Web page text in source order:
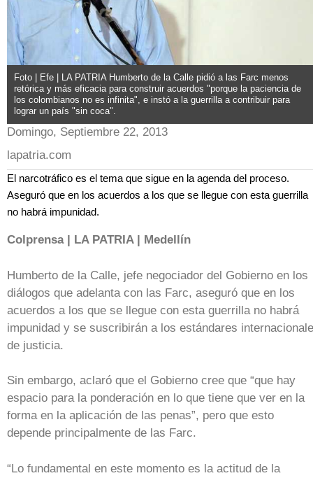
Foto | Efe | LA PATRIA Humberto de la Calle pidió a las Farc menos
retórica y más eficacia para construir acuerdos "porque la paciencia de
los colombianos no es infinita", e instó a la guerrilla a contribuir para
lograr un país "sin coca".
Domingo, Septiembre 22, 2013
lapatria.com
El narcotráfico es el tema que sigue en la agenda del proceso.
Aseguró que en los acuerdos a los que se llegue con esta guerrilla
no habrá impunidad.
Colprensa | LA PATRIA | Medellín
Humberto de la Calle, jefe negociador del Gobierno en los
diálogos que adelanta con las Farc, aseguró que en los
acuerdos a los que se llegue con esta guerrilla no habrá
impunidad y se suscribirán a los estándares
de justicia.
Sin embargo, aclaró que el Gobierno cree que “que hay
espacio para la ponderación en lo que tiene que ver en la
forma en la aplicación de las penas”, pero que esto
depende principalmente de las Farc.
“Lo fundamental en este momento es la actitud de la